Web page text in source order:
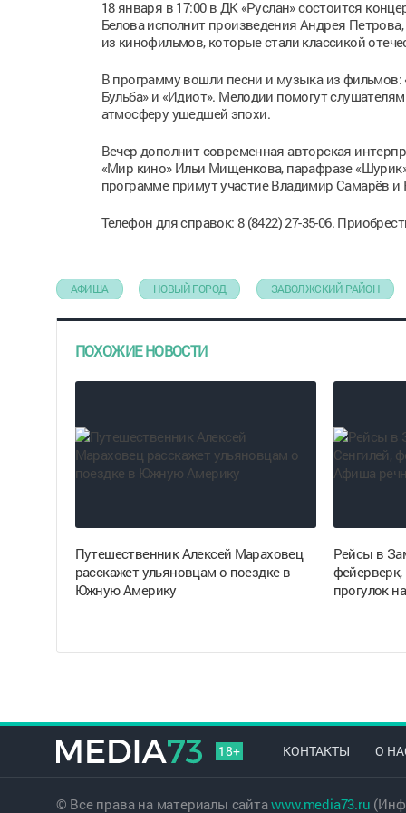
18 января в 17:00 в ДК «Руслан» состоится
Белова исполнит произведения Андрея
из кинофильмов, которые стали классикой
В программу вошли песни и музыка из фильмов:
Бульба» и «Идиот». Мелодии помогут
атмосферу ушедшей эпохи.
Вечер дополнит современная авторская
«Мир кино» Ильи Мищенкова, парафразе
программе примут участие Владимир Самарёв
Телефон для справок: 8 (8422) 27-35-06.
АФИША НОВЫЙ ГОРОД ЗАВОЛЖСКИЙ РАЙОН
ПОХОЖИЕ НОВОСТИ
Путешественник Алексей Мараховец
расскажет ульяновцам о поездке в
Южную Америку
Рейсы в
прогулок
18+ КОНТАКТЫ О
© Все права на материалы сайтаwww.media73.ru